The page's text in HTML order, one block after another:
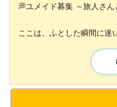
💭ユメイド募集 ～旅人さ
ここは、ふとした瞬間に迷
カラフルな衣装をまとい
お上品でやさしい夢の空間